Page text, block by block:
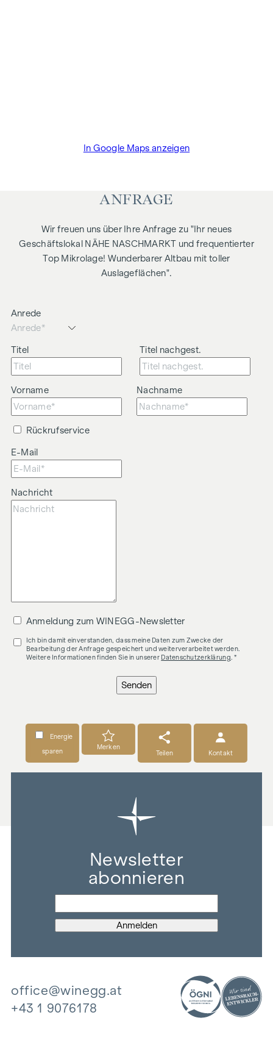
In Google Maps anzeigen
ANFRAGE
Wir freuen uns über Ihre Anfrage zu "Ihr neues
Geschäftslokal NÄHE NASCHMARKT und frequentierter
Top Mikrolage! Wunderbarer Altbau mit toller
Auslageflächen".
Anrede
Titel Titel nachgest.
Vorname Nachname
Rückrufservice
E-Mail
Nachricht
Anmeldung zum WINEGG-Newsletter
Ich bin damit einverstanden, dass meine Daten zum Zwecke der
Bearbeitung der Anfrage gespeichert und weiterverarbeitet werden.
Weitere Informationen finden Sie in unserer Datenschutzerklärung . *
Senden
Energie
sparen
Merken
Teilen
Kontakt
Newsletter
abonnieren
office@winegg.at
+43 1 9076178